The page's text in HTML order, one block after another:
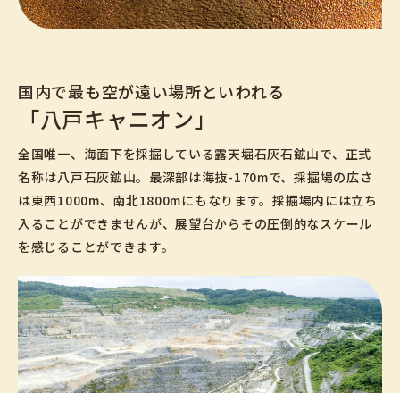
国内で最も空が遠い場所といわれる
「八戸キャニオン」
全国唯一、海面下を採掘している露天堀石灰石鉱山で、正式
名称は八戸石灰鉱山。最深部は海抜-170mで、採掘場の広さ
は東西1000m、南北1800mにもなります。採掘場内には立ち
入ることができませんが、展望台からその圧倒的なスケール
を感じることができます。